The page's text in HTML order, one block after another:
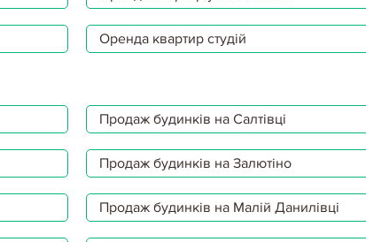
Оренда квартир студій
Продаж будинків на Салтівці
Продаж будинків на Залютіно
Продаж будинків на Малій Данилівці